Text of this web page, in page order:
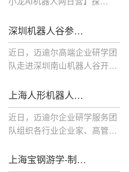
深圳机器人谷参…
近日，迈迪尔高端企业研学团
队走进深圳南山机器人谷开…
上海人形机器人…
近日，迈迪尔企业研学服务团
队组织各行业企业家、高管…
上海宝钢游学-制…